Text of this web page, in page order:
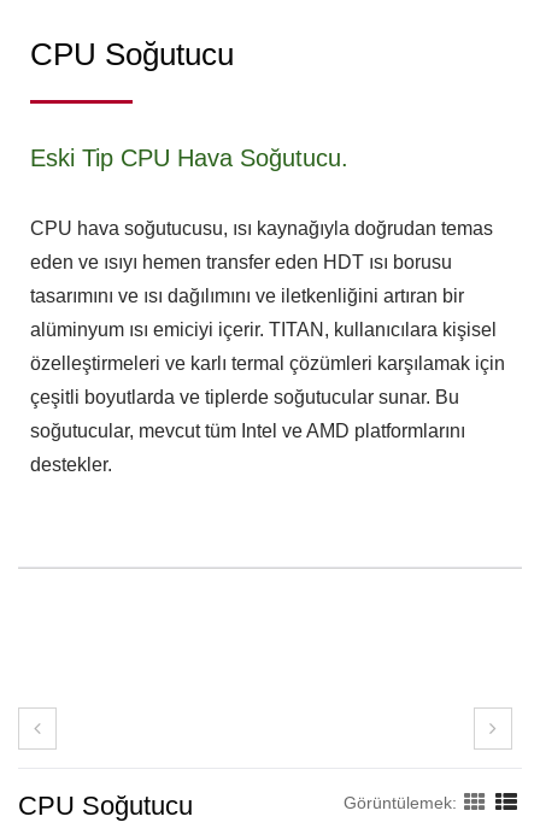
CPU Soğutucu
Eski Tip CPU Hava Soğutucu.
CPU hava soğutucusu, ısı kaynağıyla doğrudan temas
eden ve ısıyı hemen transfer eden HDT ısı borusu
tasarımını ve ısı dağılımını ve iletkenliğini artıran bir
alüminyum ısı emiciyi içerir. TITAN, kullanıcılara kişisel
özelleştirmeleri ve karlı termal çözümleri karşılamak için
çeşitli boyutlarda ve tiplerde soğutucular sunar. Bu
soğutucular, mevcut tüm Intel ve AMD platformlarını
destekler.
CPU Soğutucu Görüntülemek: